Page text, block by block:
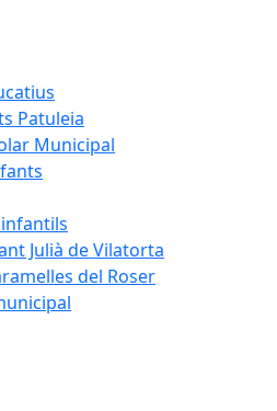
Patuleia
Municipal
Julià de Vilatorta
del Roser